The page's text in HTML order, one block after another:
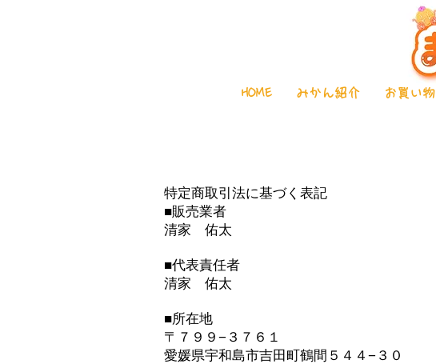
HOME みかん紹介 お買い物
特定商取引法に基づく表記
■販売業者
​清家 佑太​
■代表責任者
清家 佑太
■所在地
〒７９９−３７６１
愛媛県宇和島市吉田町鶴間５４４−３０